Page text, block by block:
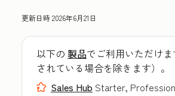
更新日時2026年6月21日
以下の 製品でご利用いただけ
されている場合を除きます）。
Sales Hub Starter,